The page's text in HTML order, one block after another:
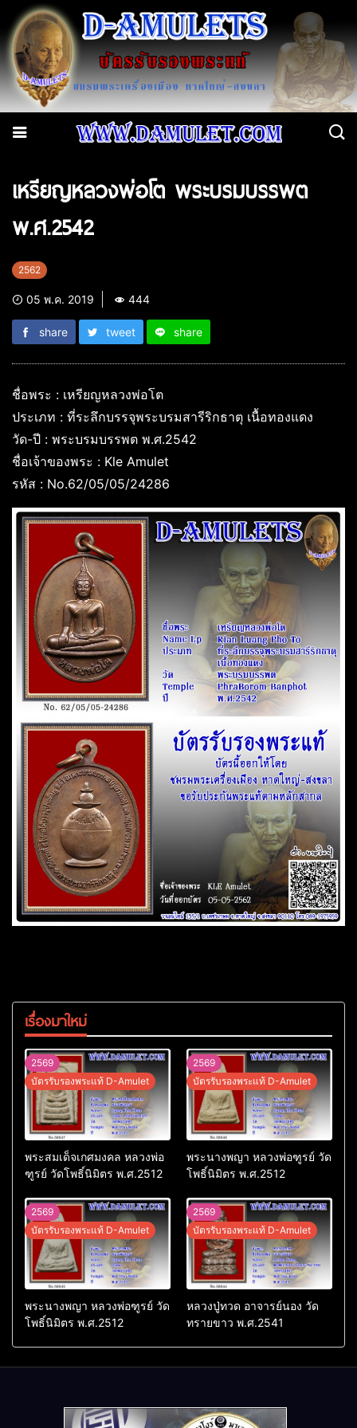
เหรียญหลวงพ่อโต พระบรมบรรพต
พ.ศ.2542
2562
05 พ.ค. 2019 444
share tweet share
ชื่อพระ : เหรียญหลวงพ่อโต
ประเภท : ที่ระลึกบรรจุพระบรมสารีริกธาตุ เนื้อทองแดง
วัด-ปี : พระบรมบรรพต พ.ศ.2542
ชื่อเจ้าของพระ : Kle Amulet
รหัส : No.62/05/05/24286
เรื่องมาใหม่
2569
บัตรรับรองพระแท้ D-Amulet
พระสมเด็จเกศมงคล หลวงพ่อ
ฑูรย์ วัดโพธิ์นิมิตร พ.ศ.2512
2569
บัตรรับรองพระแท้ D-Amulet
พระนางพญา หลวงพ่อฑูรย์ วัด
โพธิ์นิมิตร พ.ศ.2512
2569
บัตรรับรองพระแท้ D-Amulet
พระนางพญา หลวงพ่อฑูรย์ วัด
โพธิ์นิมิตร พ.ศ.2512
2569
บัตรรับรองพระแท้ D-Amulet
หลวงปู่ทวด อาจารย์นอง วัด
ทรายขาว พ.ศ.2541